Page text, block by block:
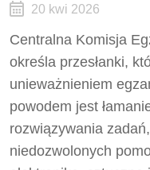
20 kwi 2026
Centralna Komisja
określa przesłanki,
unieważnieniem
powodem jest
rozwiązywania
niedozwolonych